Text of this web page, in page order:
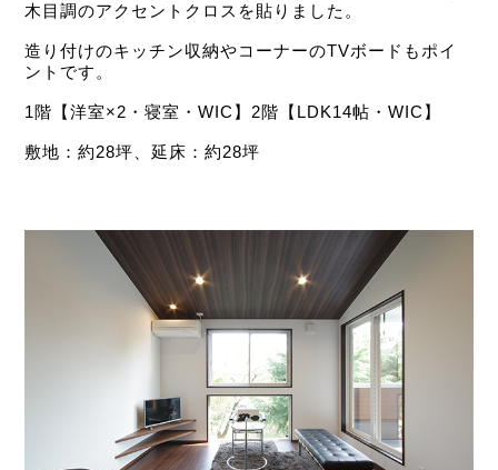
木目調のアクセントクロスを貼りました。
造り付けのキッチン収納やコーナーのTVボードもポイ
ントです。
1階【洋室×2・寝室・WIC】2階【LDK14帖・WIC】
敷地：約28坪、延床：約28坪